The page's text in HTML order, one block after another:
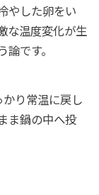
やした卵をい
な温度変化が生
です。
り常温に戻し
ま鍋の中へ投